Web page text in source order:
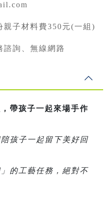
親子材料費350元(一組)
諮詢、無線網路
帶孩子一起來場手作
孩子一起留下美好回
的工藝任務，絕對不